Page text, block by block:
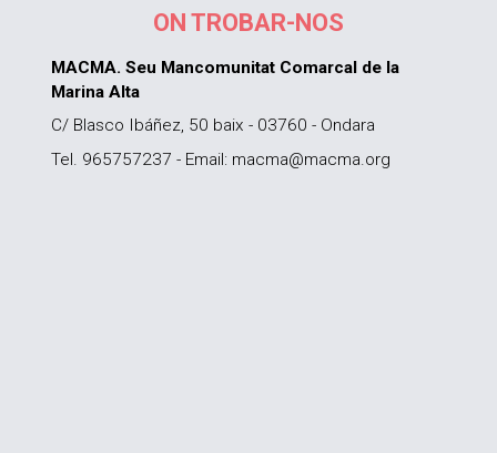
ON TROBAR-NOS
MACMA. Seu Mancomunitat Comarcal de la
Marina Alta
C/ Blasco Ibáñez, 50 baix - 03760 - Ondara
Tel. 965757237 - Email: macma@macma.org